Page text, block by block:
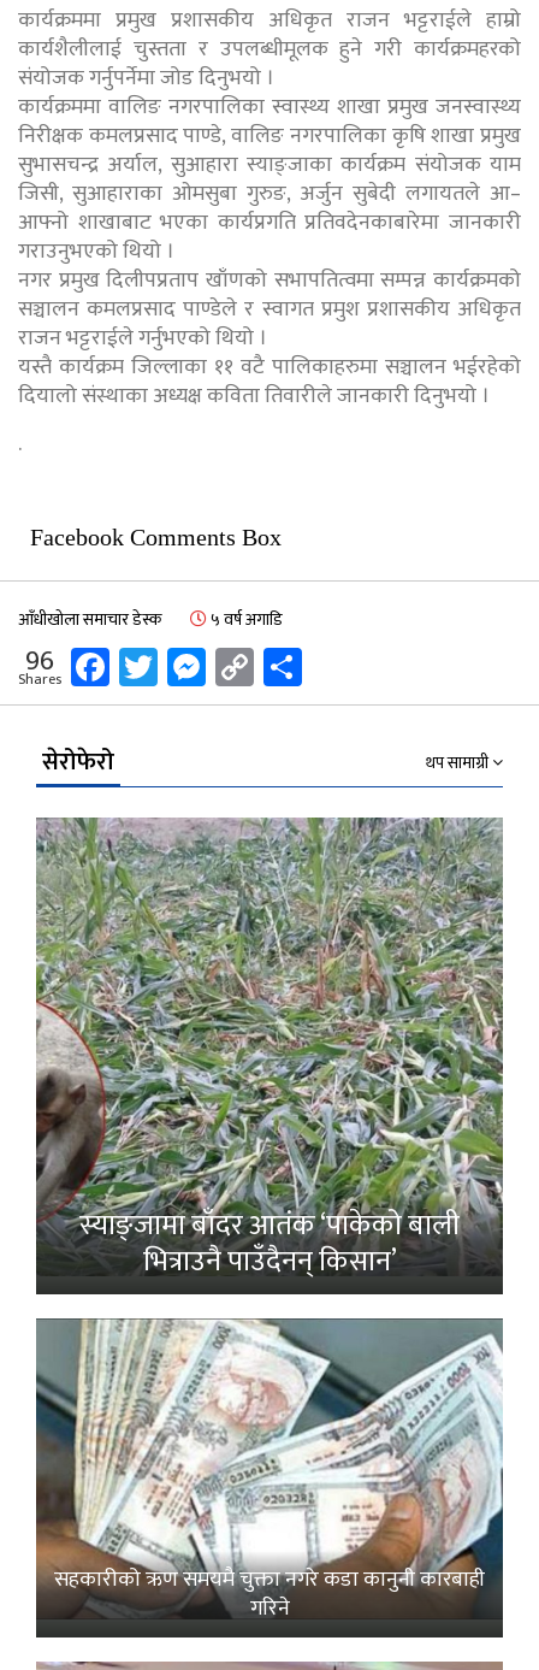
कार्यक्रममा प्रमुख प्रशासकीय अधिकृत राजन भट्टराईले हाम्रो
कार्यशैलीलाई चुस्तता र उपलब्धीमूलक हुने गरी कार्यक्रमहरको
संयोजक गर्नुपर्नेमा जोड दिनुभयो ।
कार्यक्रममा वालिङ नगरपालिका स्वास्थ्य शाखा प्रमुख जनस्वास्थ्य
निरीक्षक कमलप्रसाद पाण्डे, वालिङ नगरपालिका कृषि शाखा प्रमुख
सुभासचन्द्र अर्याल, सुआहारा स्याङ्जाका कार्यक्रम संयोजक याम
जिसी, सुआहाराका ओमसुबा गुरुङ, अर्जुन सुबेदी लगायतले आ–
आफ्नो शाखाबाट भएका कार्यप्रगति प्रतिवदेनकाबारेमा जानकारी
गराउनुभएको थियो ।
नगर प्रमुख दिलीपप्रताप खाँणको सभापतित्वमा सम्पन्न कार्यक्रमको
सञ्चालन कमलप्रसाद पाण्डेले र स्वागत प्रमुश प्रशासकीय अधिकृत
राजन भट्टराईले गर्नुभएको थियो ।
यस्तै कार्यक्रम जिल्लाका ११ वटै पालिकाहरुमा सञ्चालन भईरहेको
दियालो संस्थाका अध्यक्ष कविता तिवारीले जानकारी दिनुभयो ।
.
Facebook Comments Box
आँधीखोला समाचार डेस्क ५ वर्ष अगाडि
96
Shares Facebook
Twitter
Messenger
Copy
Link
सेरोफेरो थप सामाग्री
स्याङ्जामा बाँदर आतंक ‘पाकेको बाली
भित्राउनै पाउँदैनन् किसान’
सहकारीको ऋण समयमै चुक्ता नगरे कडा कानुनी कारबाही
गरिने